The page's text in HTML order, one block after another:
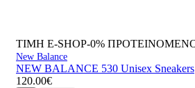
ΤΙΜΗ E-SHOP-0%
New Balance
NEW BALANCE 530 Unisex Sneakers
120.00€